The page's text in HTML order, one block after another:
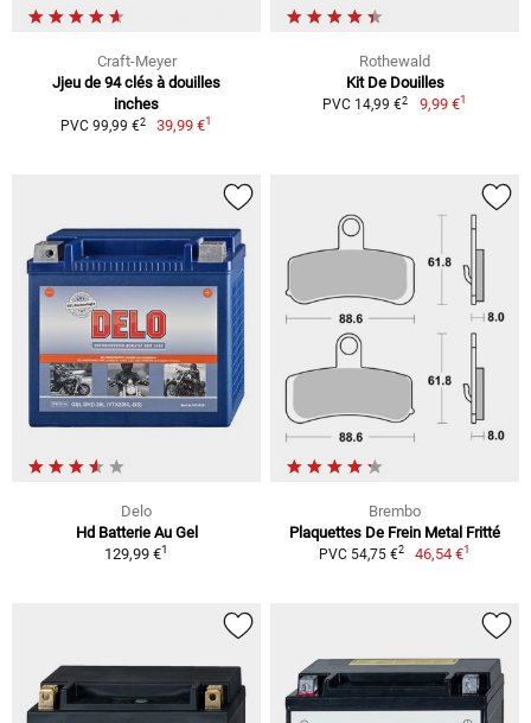
Craft-Meyer
Jjeu de 94 clés à douilles
inches
PVC 99,99 €2 39,99 €1
Rothewald
Kit De Douilles
PVC 14,99 €2 9,99 €1
Delo
Hd Batterie Au Gel
129,99 €1
Brembo
Plaquettes De Frein Metal Fritté
PVC 54,75 €2 46,54 €1